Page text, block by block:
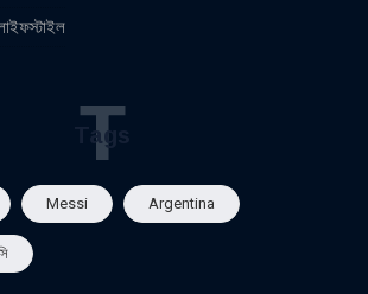
Tags
T
Messi Argentina